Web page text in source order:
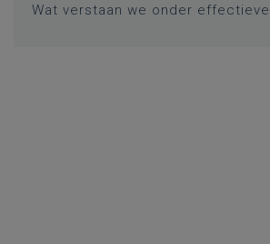
Wat verstaan we onder